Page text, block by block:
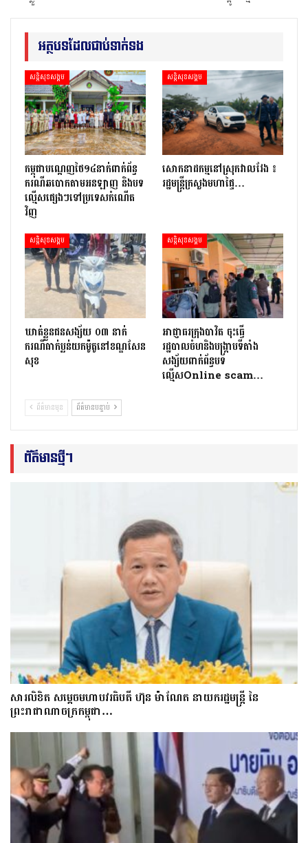
អត្ថបទដែលជាប់ទាក់ទង
សន្តិសុខសង្គម
កម្ពុជាបណ្ដេញថៃ១៤នាក់ពាក់ព័ន្ធ
ករណីឆបោកតាមអនឡាញ និងបទ
ល្មើសផ្សេងៗទៅប្រទេសកំណើត
វិញ
សន្តិសុខសង្គម
សោកនាដកម្ម​នៅ​ស្រុក​វាល​វែង ៖
រដ្ឋមន្ត្រី​ក្រសួងមហាផ្ទៃ…
សន្តិសុខសង្គម
ឃាត់ខ្លួនជនសង្ស័យ ០៣ នាក់
ករណីធាក់ប្លន់យកម៉ូតូនៅខណ្ឌសែន
សុខ
សន្តិសុខសង្គម
អាជ្ញាធរក្រុងបាវិត ចុះធើ្វ
រដ្ឋបាលចំហនិងបង្ក្រាបទីតាំង
សង្ស័យពាក់ព័ន្ធបទ
ល្មើសOnline scam…
ព័ត៌មានមុន ព័ត៌មានបន្ទាប់
ព័ត៌មានថ្មីៗ
សារលិខិត សម្តេចមហាបវរធិបតី ហ៊ុន ម៉ាណែត នាយករដ្ឋមន្ត្រី នៃ
ព្រះរាជាណាចក្រកម្ពុជា…